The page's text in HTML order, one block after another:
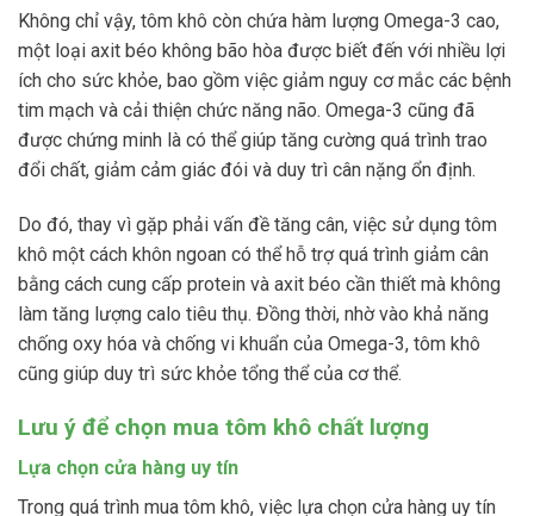
Không chỉ vậy, tôm khô còn chứa hàm lượng Omega-3 cao,
một loại axit béo không bão hòa được biết đến với nhiều lợi
ích cho sức khỏe, bao gồm việc giảm nguy cơ mắc các bệnh
tim mạch và cải thiện chức năng não. Omega-3 cũng đã
được chứng minh là có thể giúp tăng cường quá trình trao
đổi chất, giảm cảm giác đói và duy trì cân nặng ổn định.
Do đó, thay vì gặp phải vấn đề tăng cân, việc sử dụng tôm
khô một cách khôn ngoan có thể hỗ trợ quá trình giảm cân
bằng cách cung cấp protein và axit béo cần thiết mà không
làm tăng lượng calo tiêu thụ. Đồng thời, nhờ vào khả năng
chống oxy hóa và chống vi khuẩn của Omega-3, tôm khô
cũng giúp duy trì sức khỏe tổng thể của cơ thể.
Lưu ý để chọn mua tôm khô chất lượng
Lựa chọn cửa hàng uy tín
Trong quá trình mua tôm khô, việc lựa chọn cửa hàng uy tín